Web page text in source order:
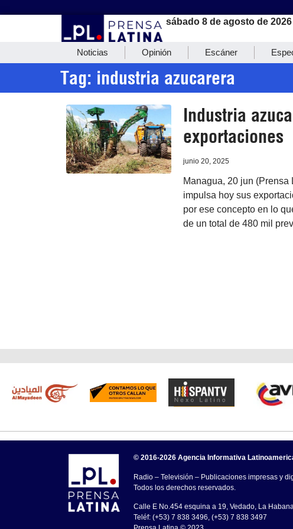
sábado 8 de agosto de 2026
Noticias Opinión Escáner
Tag: industria azucarera
Industria
exportaciones
junio 20, 2025
Managua, 20 jun
impulsa hoy sus
por ese concepto en lo
de un total de 480 mil
© 2016-2026 Agencia Informativa
Radio – Televisión – Publicaciones impresas y
Todos los derechos reservados.
Calle E No.454 esquina a 19, Vedado, La
Teléf: (+53) 7 838 3496, (+53) 7 838 3497